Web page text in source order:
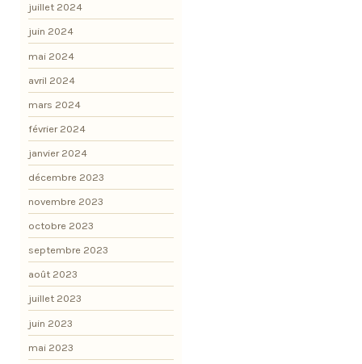
juillet 2024
juin 2024
mai 2024
avril 2024
mars 2024
février 2024
janvier 2024
décembre 2023
novembre 2023
octobre 2023
septembre 2023
août 2023
juillet 2023
juin 2023
mai 2023